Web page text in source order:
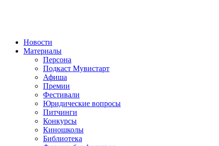
Новости
Материалы
Персона
Подкаст Мувистарт
Афиша
Премии
Фестивали
Юридические вопросы
Питчинги
Конкурсы
Киношколы
Библиотека